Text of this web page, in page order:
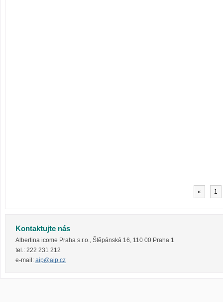
« 1
Kontaktujte nás
Albertina icome Praha s.r.o. Štěpánská 16 110 00 Praha 1
tel.: 222 231 212
e-mail: aip@aip.cz